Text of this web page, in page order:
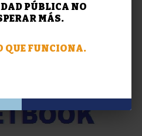
PÚBLICA NO
MÁS.
QUE FUNCIONA.